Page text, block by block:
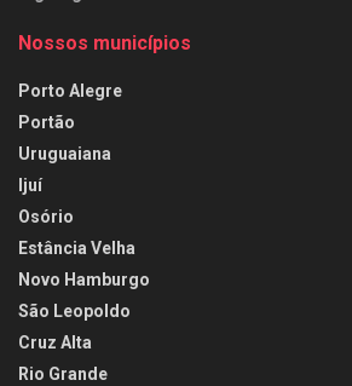
Nossos municípios
Porto Alegre
Portão
Uruguaiana
Ijuí
Osório
Estância Velha
Novo Hamburgo
São Leopoldo
Cruz Alta
Rio Grande